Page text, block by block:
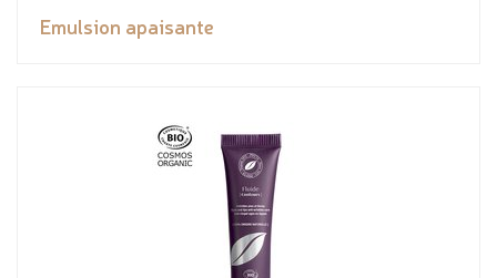
Emulsion apaisante